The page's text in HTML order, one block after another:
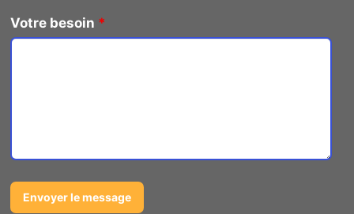
Votre besoin *